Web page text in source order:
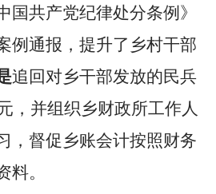
国共产党纪律处分条例》
例通报，提升了乡村干部
追回对乡干部发放的民兵
，并组织乡财政所工作人
，督促乡账会计按照财务
料。